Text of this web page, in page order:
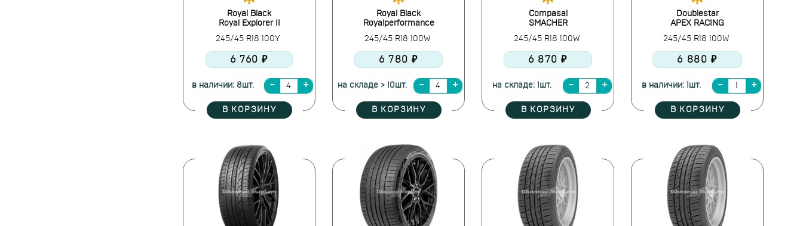
Royal Black
Royal Explorer II
245/45 R18 100Y
6 760 ₽
в наличии: 8шт.
В КОРЗИНУ
Royal Black
Royalperformance
245/45 R18 100W
6 780 ₽
на складе > 10шт.
В КОРЗИНУ
Compasal
SMACHER
245/45 R18 100W
6 870 ₽
на складе: 1шт.
В КОРЗИНУ
Doublestar
APEX RACING
245/45 R18 100W
6 880 ₽
в наличии: 1шт.
В КОРЗИНУ